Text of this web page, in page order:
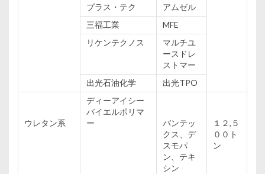
プラス・テク
アムゼル
三福工業
MFE
リケンテクノス
マルチユ
ースドレ
ストマー
出光石油化学 出光TPO
ウレタン系
ディーアイシー
バイエルポリマ
ー
バンテッ
クス、デ
スモパ
ン、テキ
シン
１２,５
００ト
ン